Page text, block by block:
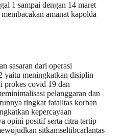
1 sampai dengan 14 maret
amanat kapolda
sasaran dari operasi
yaitu meningkatkan disiplin
prokes covid 19 dan
pelanggaran dan
tingkat fatalitas korban
kepercayaan
opini positif serta citra tertip
sitkamseltibcarlantas